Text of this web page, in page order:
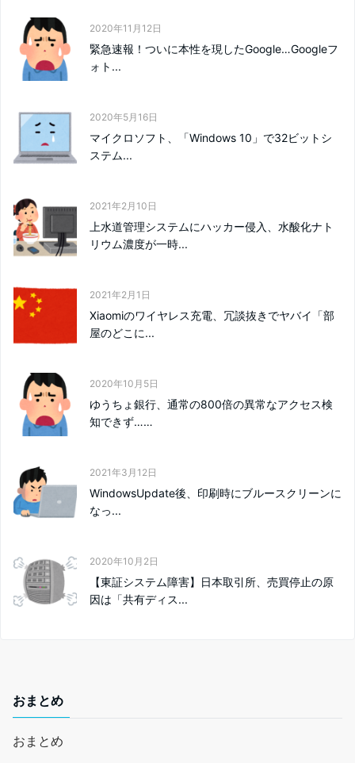
2020年11月12日
緊急速報！ついに本性を現したGoogle…Googleフ
ォト...
2020年5月16日
マイクロソフト、「Windows 10」で32ビットシ
ステム...
2021年2月10日
上水道管理システムにハッカー侵入、水酸化ナト
リウム濃度が一時...
2021年2月1日
Xiaomiのワイヤレス充電、冗談抜きでヤバイ「部
屋のどこに...
2020年10月5日
ゆうちょ銀行、通常の800倍の異常なアクセス検
知できず……
2021年3月12日
WindowsUpdate後、印刷時にブルースクリーンに
なっ...
2020年10月2日
【東証システム障害】日本取引所、売買停止の原
因は「共有ディス...
おまとめ
おまとめ